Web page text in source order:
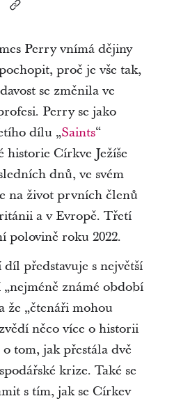
Perry vnímá dějiny
proč je vše tak,
se změnila ve
Perry se jako
dílu „Saints“
historie Církve Ježíše
dnů, ve svém
na život prvních členů
a v Evropě. Třetí
roku 2022.
představuje s největší
známé období
že „čtenáři mohou
něco více o historii
tom, jak přestála dvě
krize. Také se
s tím, jak se Církev